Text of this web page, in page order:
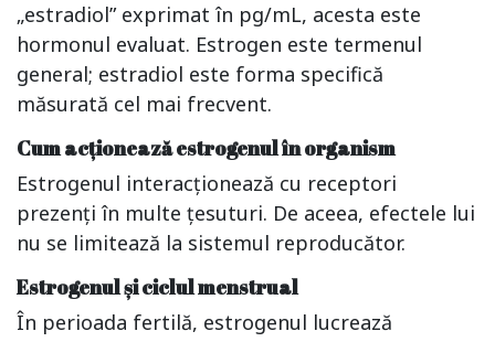
„estradiol” exprimat în pg/mL, acesta este
hormonul evaluat. Estrogen este termenul
general; estradiol este forma specifică
măsurată cel mai frecvent.
Cum acționează estrogenul în organism
Estrogenul interacționează cu receptori
prezenți în multe țesuturi. De aceea, efectele lui
nu se limitează la sistemul reproducător.
Estrogenul și ciclul menstrual
În perioada fertilă, estrogenul lucrează